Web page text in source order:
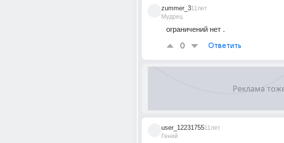
zummer_3
Мудрец
11лет
ограничений нет .
0 Ответить
user_12231755
Гений
11лет